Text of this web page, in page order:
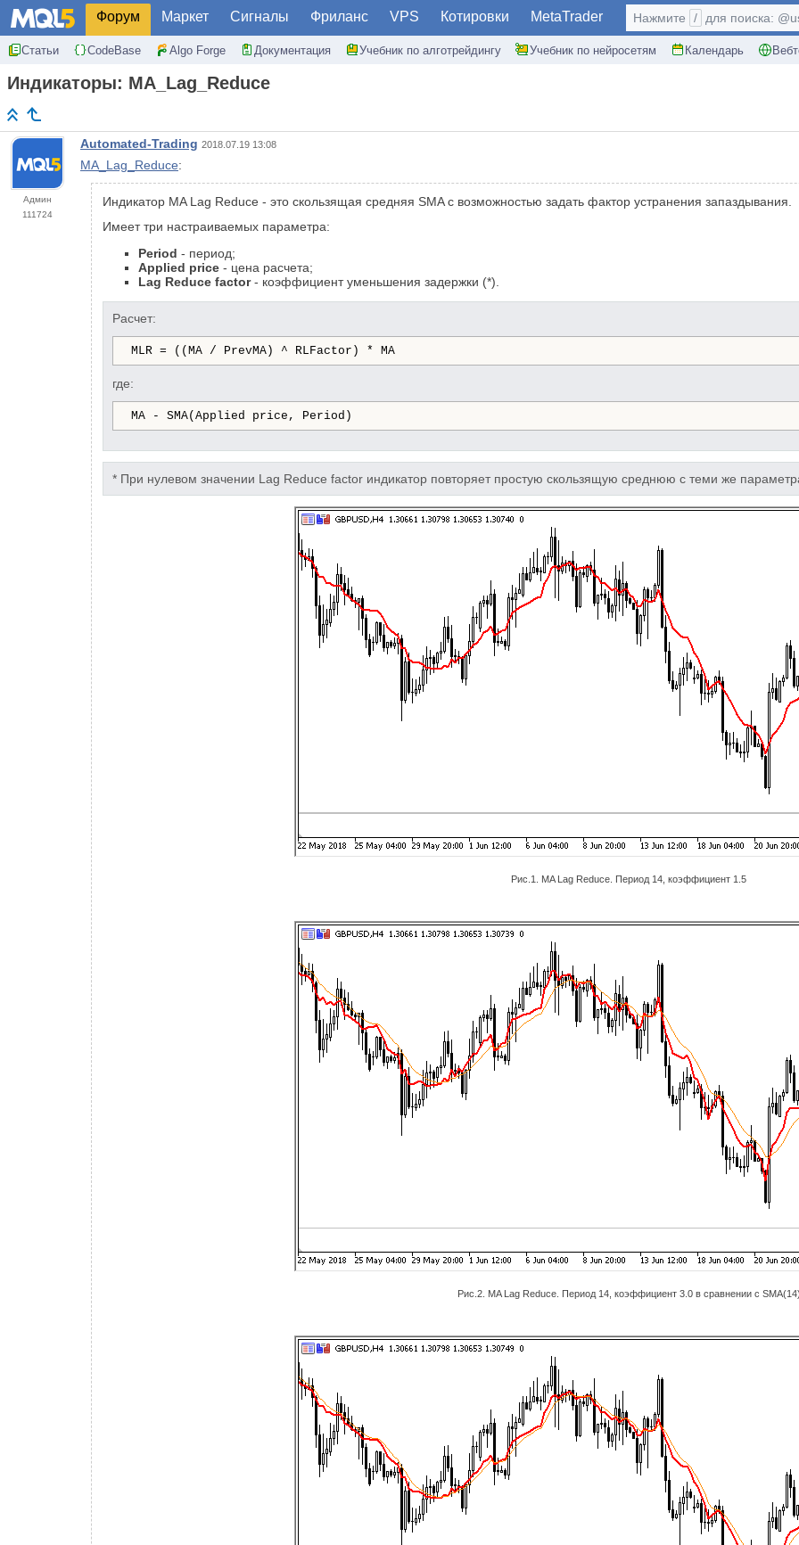
Форум Маркет Сигналы Фриланс VPS Котировки MetaTrader
Статьи CodeBase Algo Forge Документация Учебник по алготрейдингу Учебник по нейросетям Календарь
Нажмите / для поиска:
Индикаторы: MA_Lag_Reduce
Админ
111724
Automated-Trading 2018.07.19 13:08
MA_Lag_Reduce:
Индикатор MA Lag Reduce - это скользящая средняя SMA с возможностью задать фактор устранения запаздывания.
Имеет три настраиваемых параметра:
Period - период;
Applied price - цена расчета;
Lag Reduce factor- коэффициент уменьшения задержки (*).
Расчет:
MLR = ((MA / PrevMA) ^ RLFactor) * MA
где:
MA - SMA(Applied price, Period)
* При нулевом значении Lag Reduce factor индикатор повторяет простую скользящую среднюю с теми же
Рис.1. MA Lag Reduce. Период 14, коэффициент 1.5
Рис.2. MA Lag Reduce. Период 14, коэффициент 3.0 в сравнении с